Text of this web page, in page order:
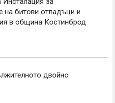
на битови отпадъци и
в община Костинброд
двойно